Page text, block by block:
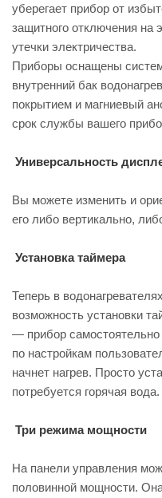
уберегает прибор от
защитного отключения на
утечки электричества.
Приборы оснащены
внутренний бак
покрытием и магниевый
срок службы вашего
Универсальность
Вы можете изменить и
его либо вертикально,
Установка таймера
Теперь в
возможность установки
— прибор самостоятельно
по настройкам
начнет нагрев. Просто
потребуется горячая вода.
Три режима мощности
На панели управления
половинной мощности.